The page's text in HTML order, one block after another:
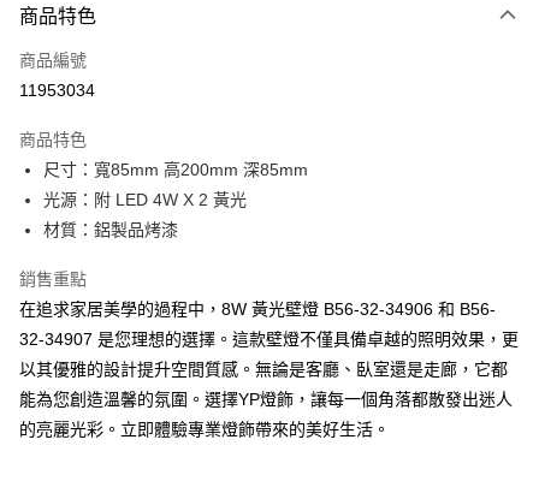
信用卡一次付款
LINE Pay
街口支付
悠遊付
全盈+PAY
AFTEE先享後付
相關說明
【關於「AFTEE先享後付」】
AFTEE先享後付是「在收到商品之後才付款」的支付方式。 讓您購物簡單
便利好安心！
商品特色
商品編號
11953034
商品特色
尺寸：寬85mm 高200mm 深85mm
光源：附 LED 4W X 2 黃光
材質：鋁製品烤漆
銷售重點
在追求家居美學的過程中，8W 黃光壁燈 B56-32-34906 和 B56-
32-34907 是您理想的選擇。這款壁燈不僅具備卓越的照明效果，更
以其優雅的設計提升空間質感。無論是客廳、臥室還是走廊，它都
能為您創造溫馨的氛圍。選擇YP燈飾，讓每一個角落都散發出迷人
的亮麗光彩。立即體驗專業燈飾帶來的美好生活。